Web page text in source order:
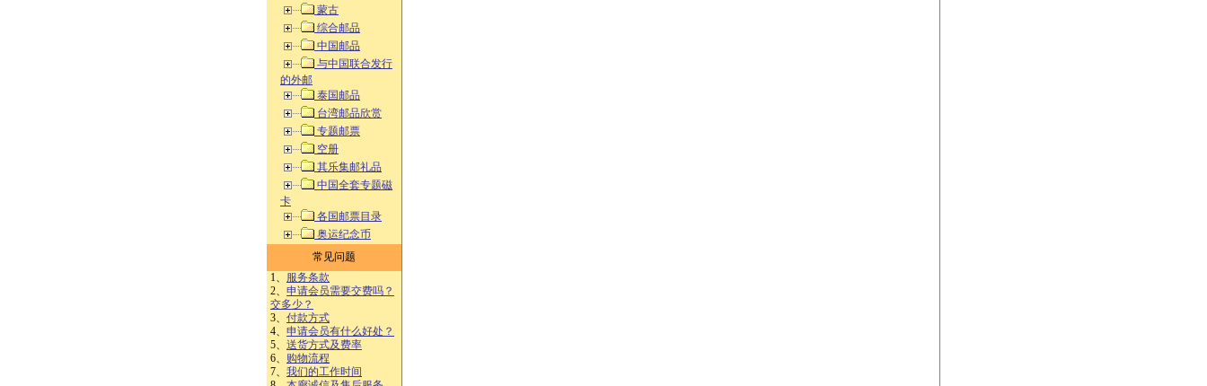
蒙古
综合邮品
中国邮品
与中国联合发行
的外邮
泰国邮品
台湾邮品欣赏
专题邮票
空册
其乐集邮礼品
中国全套专题磁
卡
各国邮票目录
奥运纪念币
常见问题
1、 服务条款
2、 申请会员需要交费吗？
交多少？
3、 付款方式
4、 申请会员有什么好处？
5、 送货方式及费率
6、 购物流程
7、 我们的工作时间